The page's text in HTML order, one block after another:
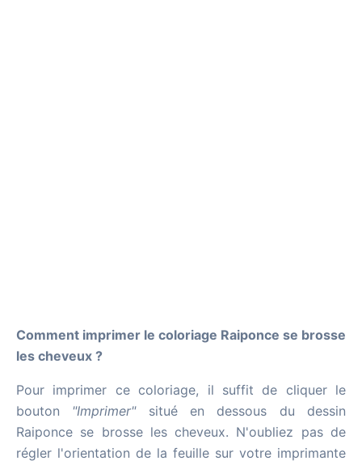
Comment imprimer le coloriage Raiponce se brosse
les cheveux ?
Pour imprimer ce coloriage, il suffit de cliquer le
bouton "Imprimer"situé en dessous du dessin
Raiponce se brosse les cheveux. N'oubliez pas de
régler l'orientation de la feuille sur votre imprimante